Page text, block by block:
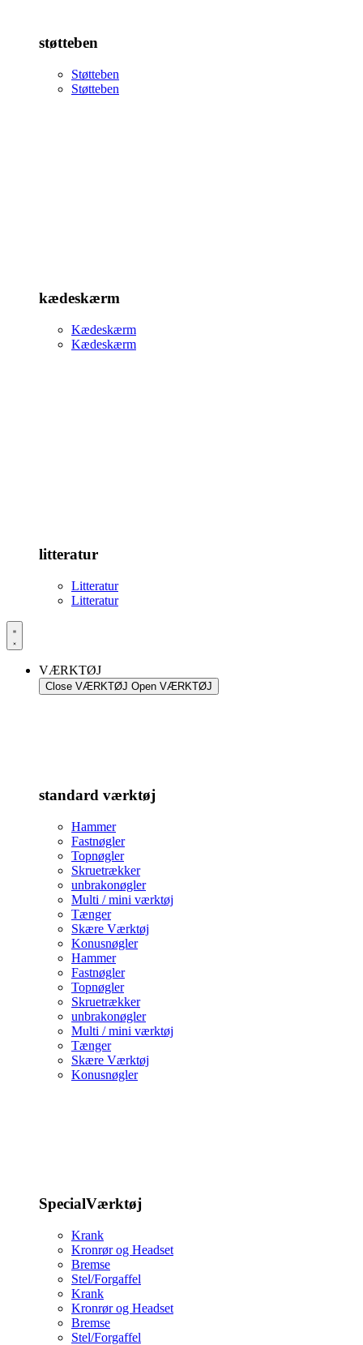
støtteben
Støtteben
Støtteben
kædeskærm
Kædeskærm
Kædeskærm
litteratur
Litteratur
Litteratur
VÆRKTØJ
Close VÆRKTØJ Open VÆRKTØJ
standard værktøj
Hammer
Fastnøgler
Topnøgler
Skruetrækker
unbrakonøgler
Multi / mini værktøj
Tænger
Skære Værktøj
Konusnøgler
Hammer
Fastnøgler
Topnøgler
Skruetrækker
unbrakonøgler
Multi / mini værktøj
Tænger
Skære Værktøj
Konusnøgler
SpecialVærktøj
Krank
Kronrør og Headset
Bremse
Stel/Forgaffel
Krank
Kronrør og Headset
Bremse
Stel/Forgaffel